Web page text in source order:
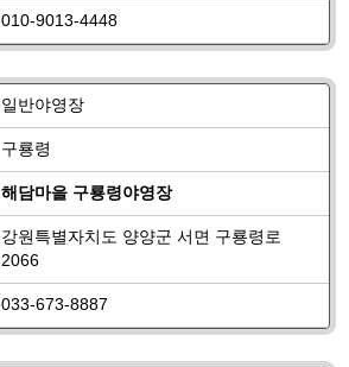
010-9013-4448
일반야영장
구룡령
해담마을 구룡령야영장
강원특별자치도 양양군 서면 구룡령로
2066
033-673-8887